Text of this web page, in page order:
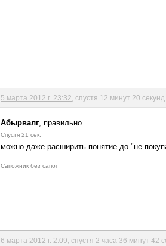
5 марта 2012 г. 23:32 , спустя 12 минут 20 секунд
Абырвалг, правильно
Спустя 21 сек.
можно даже расширить понятие до "не
Сапожник без сапог
6 марта 2012 г. 2:09 , спустя 2 часа 36 минут 42